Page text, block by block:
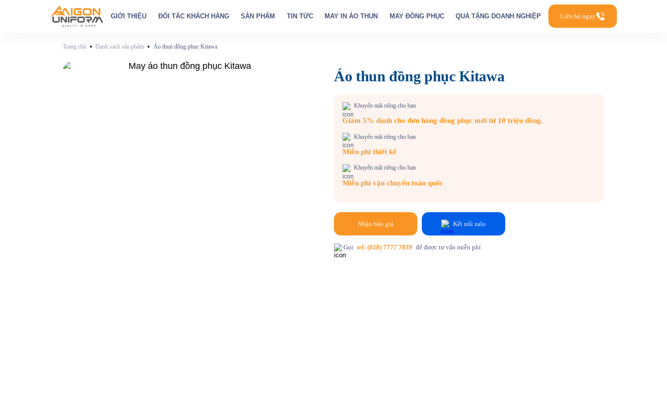
GIỚI THIỆU ĐỐI TÁC KHÁCH HÀNG SẢN PHẨM TIN TỨC MAY IN ÁO THUN MAY ĐỒNG PHỤC QUÀ TẶNG DOANH NGHIỆP Liên hệ ngay
Trang chủ • Danh sách sản phẩm • Áo thun đồng phục Kitawa
Áo thun đồng phục Kitawa
Khuyến mãi riêng cho bạn
Giảm 5% dành cho đơn hàng đồng phục mới từ 10 triệu đồng.
Khuyến mãi riêng cho bạn
Miễn phí thiết kế
Khuyến mãi riêng cho bạn
Miễn phí vận chuyển toàn quốc
Nhận báo giá Kết nối zalo
Gọi tel: (028) 7777 7839 để được tư vấn miễn phí